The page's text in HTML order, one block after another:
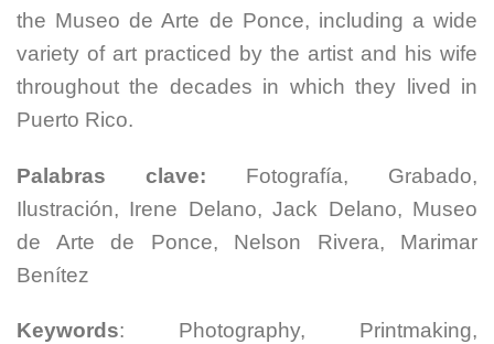
the Museo de Arte de Ponce, including a wide
variety of art practiced by the artist and his wife
throughout the decades in which they lived in
Puerto Rico.
Palabras clave: Fotografía, Grabado,
Ilustración, Irene Delano, Jack Delano, Museo
de Arte de Ponce, Nelson Rivera, Marimar
Benítez
Keywords: Photography, Printmaking,